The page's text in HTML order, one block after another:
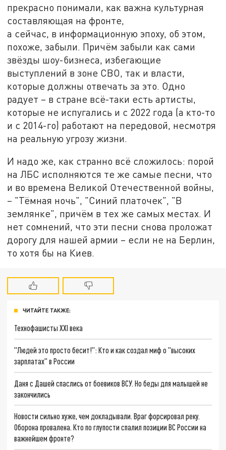
прекрасно понимали, как важна культурная
составляющая на фронте,
а сейчас, в информационную эпоху, об этом,
похоже, забыли. Причём забыли как сами
звёзды шоу-бизнеса, избегающие
выступлений в зоне СВО, так и власти,
которые должны отвечать за это. Одно
радует – в стране всё-таки есть артисты,
которые не испугались и с 2022 года (а кто-то
и с 2014-го) работают на передовой, несмотря
на реальную угрозу жизни.
И надо же, как странно всё сложилось: порой
на ЛБС исполняются те же самые песни, что
и во времена Великой Отечественной войны,
– "Тёмная ночь", "Синий платочек", "В
землянке", причём в тех же самых местах. И
нет сомнений, что эти песни снова проложат
дорогу для нашей армии – если не на Берлин,
то хотя бы на Киев.
ЧИТАЙТЕ ТАКЖЕ:
Технофашисты XXI века
"Людей это просто бесит!": Кто и как создал миф о "высоких
зарплатах" в России
Даня с Дашей спаслись от боевиков ВСУ. Но беды для малышей не
закончились
Новости сильно хуже, чем докладывали. Враг форсировал реку.
Оборона провалена. Кто по глупости спалил позиции ВС России на
важнейшем фронте?